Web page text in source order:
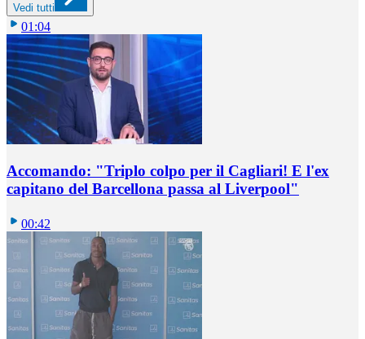
Vedi tutti
01:04
Accomando: "Triplo colpo per il Cagliari! E l'ex
capitano del Barcellona passa al Liverpool"
00:42